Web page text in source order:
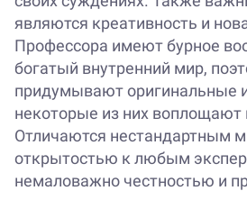
являются креативность и
Профессора имеют бурное
богатый внутренний мир,
придумывают оригинальные
некоторые из них воплощают
Отличаются нестандартным
открытостью к любым
немаловажно честностью и